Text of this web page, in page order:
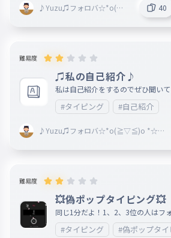
まっしろなゆき
宇宙制服
うちゅうせいふく
あせると間違えますよ
あせるとまちがえますよ
盛り上がってまいりました
いそっぷものがたり
040 怖い話しようぜ
こわいはなししようぜ
♪Yuzu♫フォロバ☆*o(≧
40
難易度
♫私の自己紹介♪
私は自己紹介をするのでぜひ聞いて
#タイピング #自己紹介
♪Yuzu♫フォロバ☆*o(≧▽≦)o *☆活
難易度
💥偽ポップタイピング💥
同じ1分だよ！1、2、3位の人はフォ
#タイピング #偽ポップタ